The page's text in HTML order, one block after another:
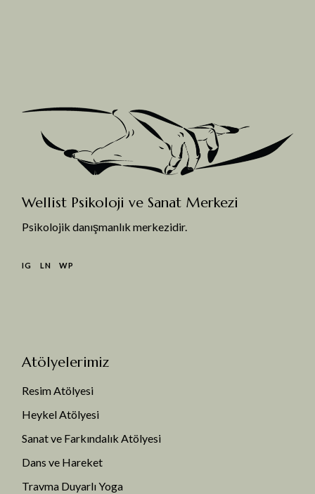
Wellist Psikoloji ve Sanat Merkezi
Psikolojik danışmanlık merkezidir.
IG LN WP
Atölyelerimiz
Resim Atölyesi
Heykel Atölyesi
Sanat ve Farkındalık Atölyesi
Dans ve Hareket
Travma Duyarlı Yoga